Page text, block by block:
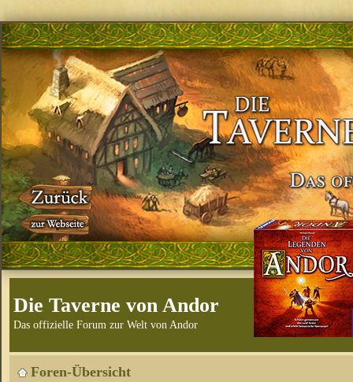
Die Taverne von Andor
Das offizielle Forum zur Welt von Andor
Foren-Übersicht